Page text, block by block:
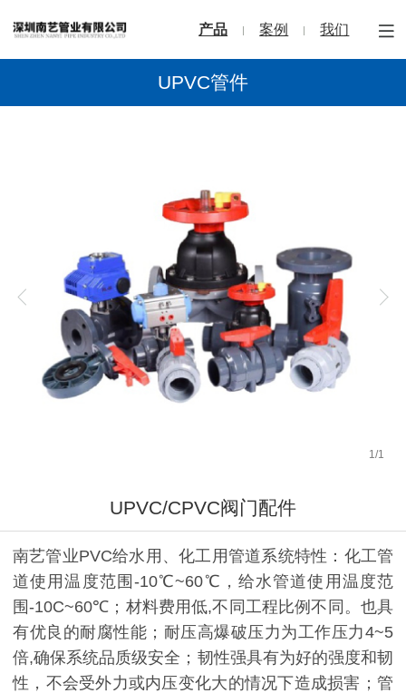
产品 案例 我们
UPVC管件
1 /1
UPVC/CPVC阀门配件
南艺管业PVC给水用、化工用管道系统特性：化工管
道使用温度范围-10℃~60℃，给水管道使用温度范
围-10C~60℃；材料费用低,不同工程比例不同。也具
有优良的耐腐性能；耐压高爆破压力为工作压力4~5
倍,确保系统品质级安全；韧性强具有为好的强度和韧
性，不会受外力或内压变化大的情况下造成损害；管